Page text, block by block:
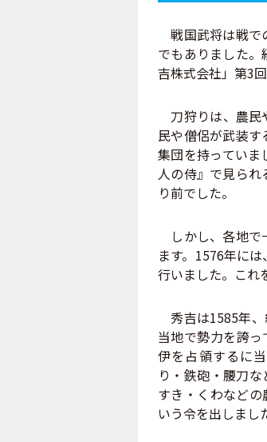
戦国武将は戦で
でもありました
吉株式会社」第3
刀狩りは、農民
民や僧侶が武装
集団を持ってい
人の侍』で見ら
り前でした。
しかし、各地で
ます。1576年に
行いました。これ
秀吉は1585年、
当地で勢力を誇
伊を占領するに
り・鉄砲・腰刀
すき・くわなど
いう令を出しまし